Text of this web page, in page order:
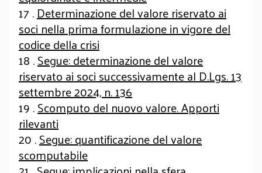
17 .Determinazione del valore riservato ai
soci nella prima formulazione in vigore del
codice della crisi
18 .Segue: determinazione del valore
riservato ai soci successivamente al D.Lgs. 13
settembre 2024, n. 136
19 .Scomputo del nuovo valore. Apporti
rilevanti
20 .Segue: quantificazione del valore
scomputabile